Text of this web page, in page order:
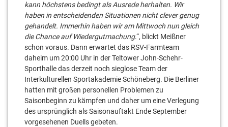
kann höchstens bedingt als Ausrede herhalten. Wir
haben in entscheidenden Situationen nicht clever genug
gehandelt. Immerhin haben wir am Mittwoch nun gleich
die Chance auf Wiedergutmachung.“, blickt Meißner
schon voraus. Dann erwartet das RSV-Farmteam
daheim um 20:00 Uhr in der Teltower John-Schehr-
Sporthalle das derzeit noch sieglose Team der
Interkulturellen Sportakademie Schöneberg. Die Berliner
hatten mit großen personellen Problemen zu
Saisonbeginn zu kämpfen und daher um eine Verlegung
des ursprünglich als Saisonauftakt Ende September
vorgesehenen Duells gebeten.